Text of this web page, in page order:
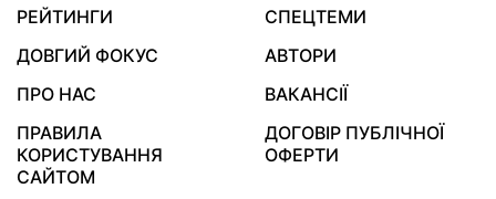
РЕЙТИНГИ
СПЕЦТЕМИ
ДОВГИЙ ФОКУС
АВТОРИ
ПРО НАС
ВАКАНСІЇ
ПРАВИЛА
КОРИСТУВАННЯ
САЙТОМ
ДОГОВІР ПУБЛІЧНОЇ
ОФЕРТИ